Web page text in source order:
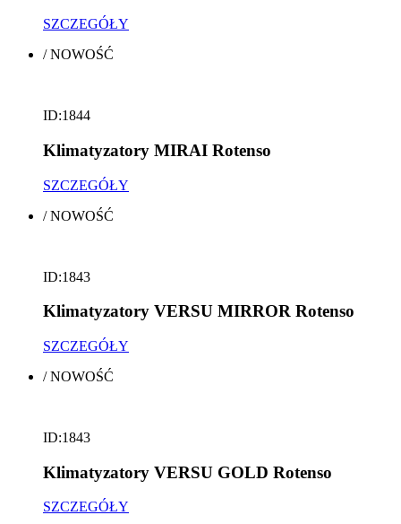
SZCZEGÓŁY
/NOWOŚĆ
ID:1844
Klimatyzatory MIRAI Rotenso
SZCZEGÓŁY
/NOWOŚĆ
ID:1843
Klimatyzatory VERSU MIRROR Rotenso
SZCZEGÓŁY
/NOWOŚĆ
ID:1843
Klimatyzatory VERSU GOLD Rotenso
SZCZEGÓŁY